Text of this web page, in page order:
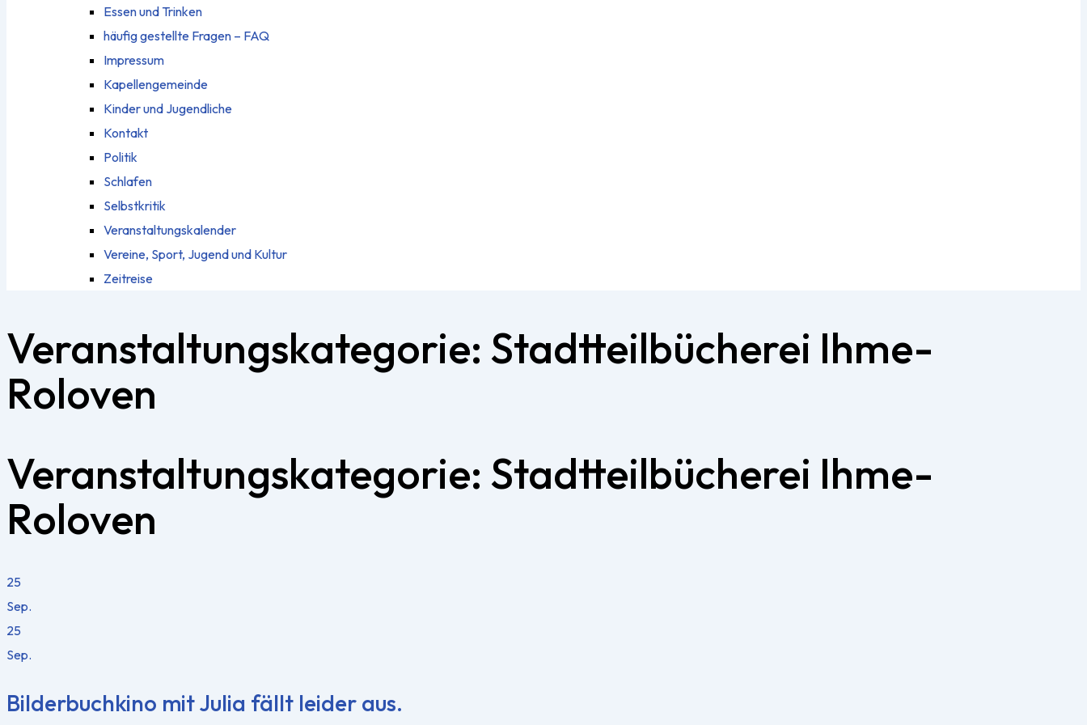
Essen und Trinken
häufig gestellte Fragen – FAQ
Impressum
Kapellengemeinde
Kinder und Jugendliche
Kontakt
Politik
Schlafen
Selbstkritik
Veranstaltungskalender
Vereine, Sport, Jugend und Kultur
Zeitreise
Veranstaltungskategorie: Stadtteilbücherei Ihme-
Roloven
Veranstaltungskategorie: Stadtteilbücherei Ihme-
Roloven
25
Sep.
25
Sep.
Bilderbuchkino mit Julia fällt leider aus.